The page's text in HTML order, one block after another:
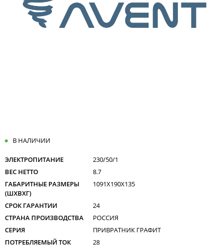
В НАЛИЧИИ
ЭЛЕКТРОПИТАНИЕ
230/50/1
ВЕС НЕТТО
8.7
ГАБАРИТНЫЕ РАЗМЕРЫ
(ШXВXГ)
1091X190X135
СРОК ГАРАНТИИ
24
СТРАНА ПРОИЗВОДСТВА
РОССИЯ
СЕРИЯ
ПРИВРАТНИК ГРАФИТ
ПОТРЕБЛЯЕМЫЙ ТОК
28